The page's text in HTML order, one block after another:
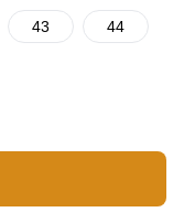
43 44